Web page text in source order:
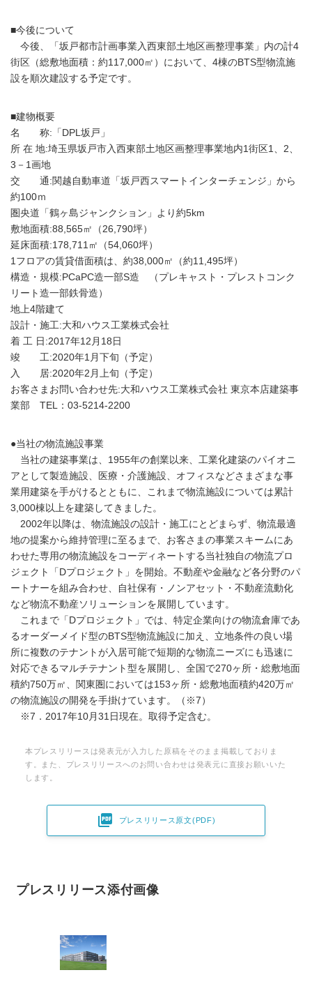
■今後について
今後、「坂戸都市計画事業入西東部土地区画整理事業」内の計4
街区（総敷地面積：約117,000㎡）において、4棟のBTS型物流施
設を順次建設する予定です。
■建物概要
名 称:「DPL坂戸」
所 在 地:埼玉県坂戸市入西東部土地区画整理事業地内1街区1、2、
3－1画地
交 通:関越自動車道「坂戸西スマートインターチェンジ」から
約100ｍ
圏央道「鶴ヶ島ジャンクション」より約5km
敷地面積:88,565㎡（26,790坪）
延床面積:178,711㎡（54,060坪）
1フロアの賃貸借面積は、約38,000㎡（約11,495坪）
構造・規模:PCaPC造一部S造 （プレキャスト・プレストコンク
リート造一部鉄骨造）
地上4階建て
設計・施工:大和ハウス工業株式会社
着 工 日:2017年12月18日
竣 工:2020年1月下旬（予定）
入 居:2020年2月上旬（予定）
お客さまお問い合わせ先:大和ハウス工業株式会社 東京本店建築事
業部 TEL：03-5214-2200
●当社の物流施設事業
当社の建築事業は、1955年の創業以来、工業化建築のパイオニ
アとして製造施設、医療・介護施設、オフィスなどさまざまな事
業用建築を手がけるとともに、これまで物流施設については累計
3,000棟以上を建築してきました。
2002年以降は、物流施設の設計・施工にとどまらず、物流最適
地の提案から維持管理に至るまで、お客さまの事業スキームにあ
わせた専用の物流施設をコーディネートする当社独自の物流プロ
ジェクト「Dプロジェクト」を開始。不動産や金融など各分野のパ
ートナーを組み合わせ、自社保有・ノンアセット・不動産流動化
など物流不動産ソリューションを展開しています。
これまで「Dプロジェクト」では、特定企業向けの物流倉庫であ
るオーダーメイド型のBTS型物流施設に加え、立地条件の良い場
所に複数のテナントが入居可能で短期的な物流ニーズにも迅速に
対応できるマルチテナント型を展開し、全国で270ヶ所・総敷地面
積約750万㎡、関東圏においては153ヶ所・総敷地面積約420万㎡
の物流施設の開発を手掛けています。（※7）
※7．2017年10月31日現在。取得予定含む。
本プレスリリースは発表元が入力した原稿をそのまま掲載しておりま
す。また、プレスリリースへのお問い合わせは発表元に直接お願いいた
します。
 プレスリリース原文(PDF)
プレスリリース添付画像